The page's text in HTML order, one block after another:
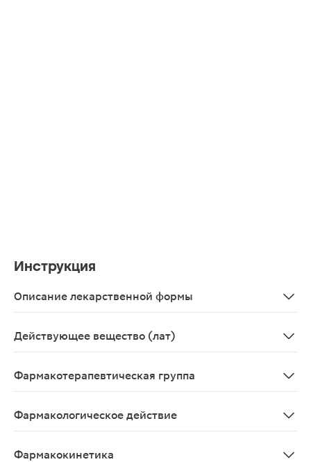
Инструкция
Описание лекарственной формы
Действующее вещество (лат)
Фармакотерапевтическая группа
Фармакологическое действие
Фармакокинетика